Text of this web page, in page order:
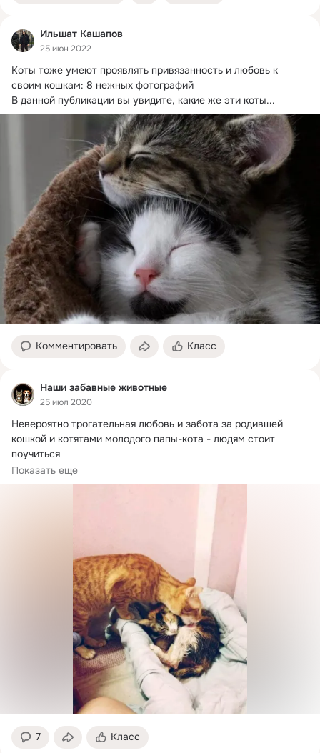
Ильшат Кашапов
25 июн 2022
Коты тоже умеют проявлять привязанность и любовь к
своим кошкам: 8 нежных фотографий
В данной публикации вы увидите, какие же эти коты...
Комментировать Класс
Наши забавные животные
25 июл 2020
Невероятно трогательная любовь и забота за родившей
кошкой и котятами молодого папы-кота - людям стоит
поучиться
Многим людям в сложные...
Показать еще
7 Класс